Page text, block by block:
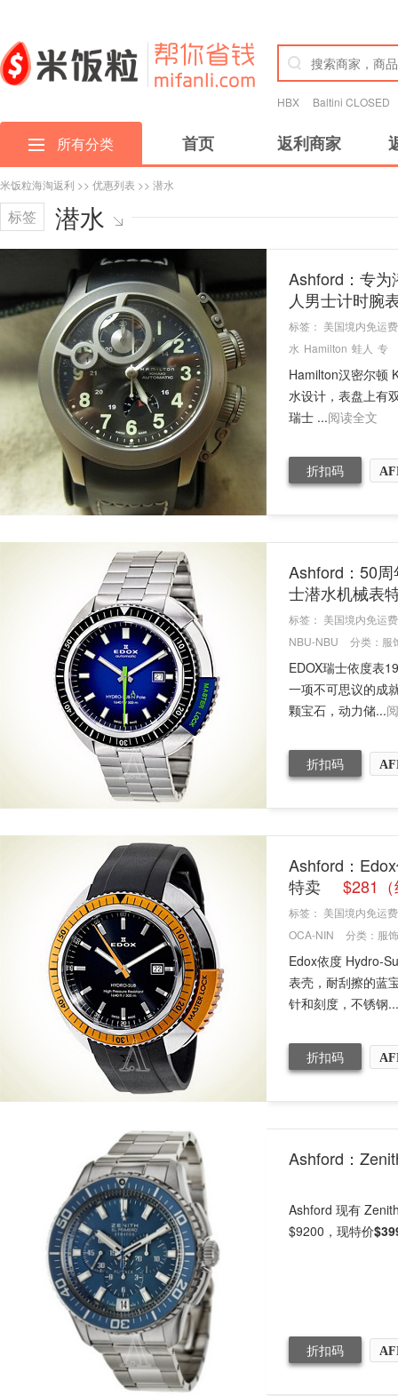
HBX Baltini CLOSED
所有分类 首页 返利商家
米饭粒海淘返利 >> 优惠列表 >> 潜水
标签 潜水
Ashford：专
人男士计时腕
标签： 美国境内免运费
水 Hamilton 蛙人 专
Hamilton汉密尔顿
水设计，表盘上有
瑞士 ...阅读全文
折扣码
Ashford：50
士潜水机械表
标签： 美国境内免运费
NBU-NBU
分类： 服
EDOX瑞士依度表
一项不可思议的成
颗宝石，动力储...
折扣码
Ashford：
特卖
$281
标签： 美国境内免运费
OCA-NIN
分类： 服
Edox依度 Hydro-
表壳，耐刮擦的蓝
针和刻度，不锈钢...
折扣码
Ashford：
Ashford 现有
$9200，现特价
折扣码